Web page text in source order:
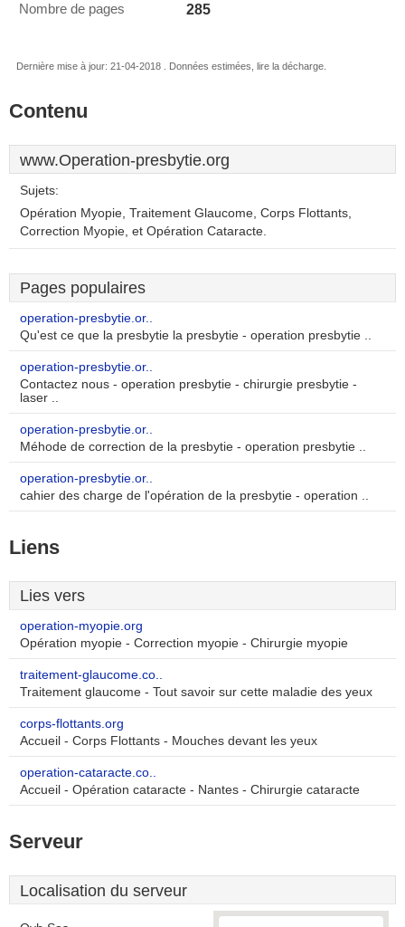
Nombre de pages 285
Dernière mise à jour: 21-04-2018 . Données estimées, lire la décharge.
Contenu
www.Operation-presbytie.org
Sujets:
Opération Myopie, Traitement Glaucome, Corps Flottants,
Correction Myopie, et Opération Cataracte.
Pages populaires
operation-presbytie.or..
Qu'est ce que la presbytie la presbytie - operation presbytie ..
operation-presbytie.or..
Contactez nous - operation presbytie - chirurgie presbytie -
laser ..
operation-presbytie.or..
Méhode de correction de la presbytie - operation presbytie ..
operation-presbytie.or..
cahier des charge de l'opération de la presbytie - operation ..
Liens
Lies vers
operation-myopie.org
Opération myopie - Correction myopie - Chirurgie myopie
traitement-glaucome.co..
Traitement glaucome - Tout savoir sur cette maladie des yeux
corps-flottants.org
Accueil - Corps Flottants - Mouches devant les yeux
operation-cataracte.co..
Accueil - Opération cataracte - Nantes - Chirurgie cataracte
Serveur
Localisation du serveur